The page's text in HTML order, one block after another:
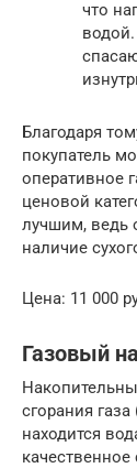
что
Благодаря
покупатель
оперативное
ценовой
лучшим, ведь
наличие
Цена: 11 000
Газовый
сгорания
находится